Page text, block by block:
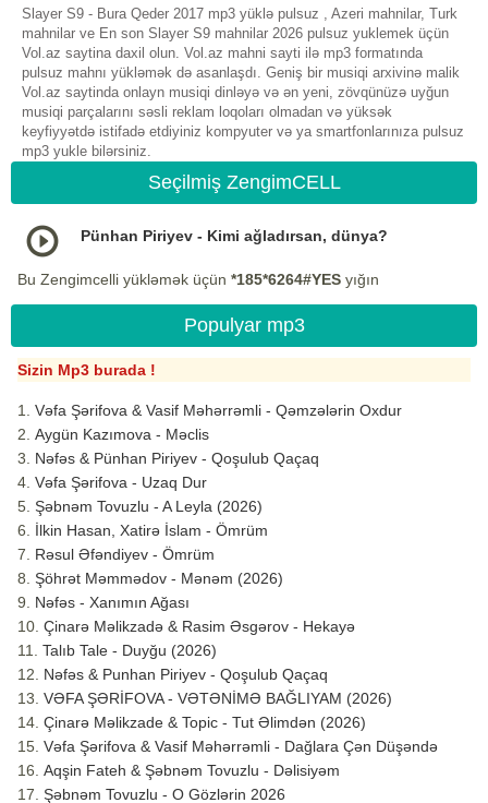
Slayer S9 - Bura Qeder 2017 mp3 yüklə pulsuz , Azeri mahnilar, Turk
mahnilar ve En son Slayer S9 mahnilar 2026 pulsuz yuklemek üçün
Vol.az saytina daxil olun. Vol.az mahni sayti ilə mp3 formatında
pulsuz mahnı yükləmək də asanlaşdı. Geniş bir musiqi arxivinə malik
Vol.az saytinda onlayn musiqi dinləyə və ən yeni, zövqünüzə uyğun
musiqi parçalarını səsli reklam loqoları olmadan və yüksək
keyfiyyətdə istifadə etdiyiniz kompyuter və ya smartfonlarınıza pulsuz
mp3 yukle bilərsiniz.
Seçilmiş ZengimCELL
Pünhan Piriyev - Kimi ağladırsan, dünya?
Bu Zengimcelli yükləmək üçün *185*6264#YES yığın
Populyar mp3
Sizin Mp3 burada !
Vəfa Şərifova & Vasif Məhərrəmli - Qəmzələrin Oxdur
Aygün Kazımova - Məclis
Nəfəs & Pünhan Piriyev - Qoşulub Qaçaq
Vəfa Şərifova - Uzaq Dur
Şəbnəm Tovuzlu - A Leyla (2026)
İlkin Hasan, Xatirə İslam - Ömrüm
Rəsul Əfəndiyev - Ömrüm
Şöhrət Məmmədov - Mənəm (2026)
Nəfəs - Xanımın Ağası
Çinarə Məlikzadə & Rasim Əsgərov - Hekayə
Talıb Tale - Duyğu (2026)
Nəfəs & Punhan Piriyev - Qoşulub Qaçaq
VƏFA ŞƏRİFOVA - VƏTƏNİMƏ BAĞLIYAM (2026)
Çinarə Məlikzade & Topic - Tut Əlimdən (2026)
Vəfa Şərifova & Vasif Məhərrəmli - Dağlara Çən Düşəndə
Aqşin Fateh & Şəbnəm Tovuzlu - Dəlisiyəm
Şəbnəm Tovuzlu - O Gözlərin 2026